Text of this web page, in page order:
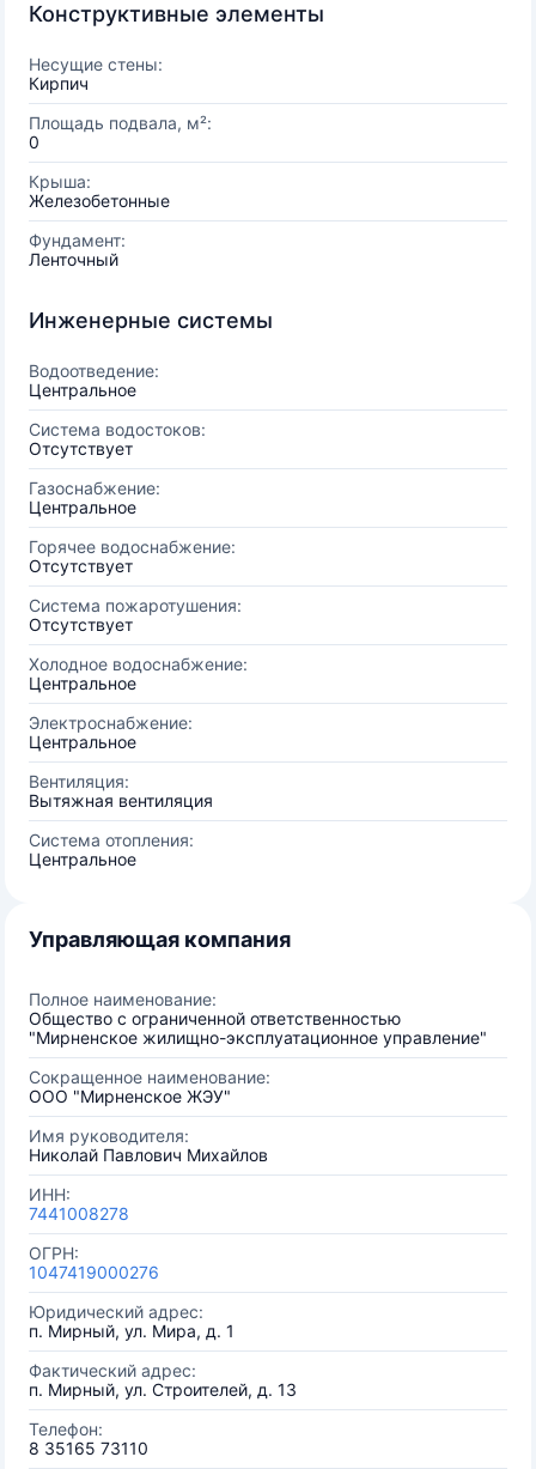
Конструктивные элементы
Несущие стены:
Кирпич
Площадь подвала, м²:
0
Крыша:
Железобетонные
Фундамент:
Ленточный
Инженерные системы
Водоотведение:
Центральное
Система водостоков:
Отсутствует
Газоснабжение:
Центральное
Горячее водоснабжение:
Отсутствует
Система пожаротушения:
Отсутствует
Холодное водоснабжение:
Центральное
Электроснабжение:
Центральное
Вентиляция:
Вытяжная вентиляция
Система отопления:
Центральное
Управляющая компания
Полное наименование:
Общество с ограниченной ответственностью
"Мирненское жилищно-эксплуатационное управление"
Сокращенное наименование:
ООО "Мирненское ЖЭУ"
Имя руководителя:
Николай Павлович Михайлов
ИНН:
7441008278
ОГРН:
1047419000276
Юридический адрес:
п. Мирный, ул. Мира, д. 1
Фактический адрес:
п. Мирный, ул. Строителей, д. 13
Телефон:
8 35165 73110